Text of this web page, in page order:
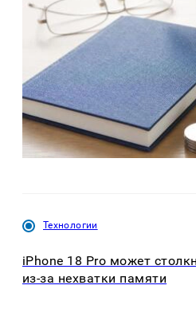
Технологии
iPhone 18 Pro может
из-за нехватки памяти